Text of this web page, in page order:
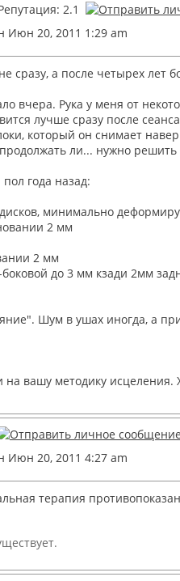
Июн 20, 2011 1:29 am
сразу, а после четырех лет
вчера. Рука у меня от
лучше сразу после
который он снимает
ли... нужно решить
года назад:
минимально
2 мм
2 мм
до 3 мм кзади 2мм
Шум в ушах иногда, а
вашу методику
Июн 20, 2011 4:27 am
терапия